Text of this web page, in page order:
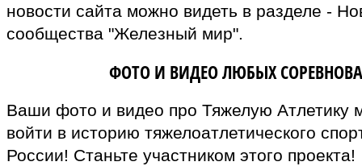
новости сайта можно видеть в разделе -
сообщества "Железный мир".
ФОТО И ВИДЕО ЛЮБЫХ
Ваши фото и видео про Тяжелую Атлетику
войти в историю тяжелоатлетического
России! Станьте участником этого проекта!